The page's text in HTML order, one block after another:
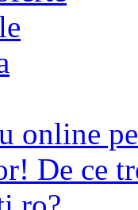
online
De ce